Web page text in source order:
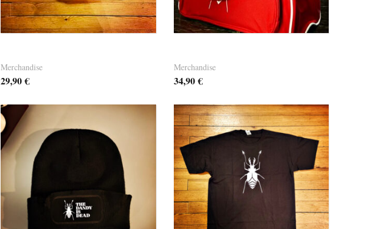
Merchandise
29,90€
Merchandise
34,90€